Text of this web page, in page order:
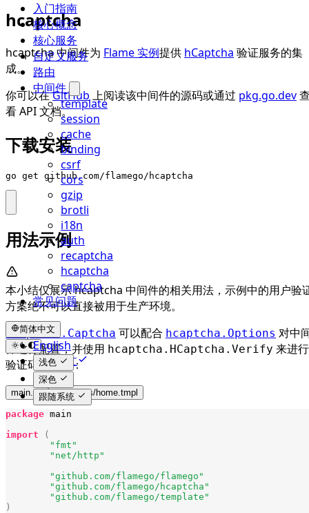
入门指南
核心概念
核心服务
自定义服务
路由
中间件
template
session
cache
binding
csrf
cors
gzip
brotli
i18n
auth
recaptcha
hcaptcha
captcha
常见问题
简体中文
English
简体中文
浅色
深色
跟随系统
hcaptcha
hcaptcha 中间件为 Flame 实例提供 hCaptcha 验证服务的集
成。
你可以在GitHub 上阅读该中间件的源码或通过 pkg.go.dev
看 API 文档。
下载安装
go get github.com/flamego/hcaptcha
用法示例
本小结仅展示 hcaptcha 中间件的相关用法，示例中的用户验
方案绝不可以直接被用于生产环境。
hcaptcha.Captcha 可以配合 hcaptcha.Options 对中
件进行配置，并使用 hcaptcha.HCaptcha.Verify 来进行
验证码的校验：
main.go templates/home.tmpl
package main
import
(
"fmt"
"net/http"
"github.com/flamego/flamego"
"github.com/flamego/hcaptcha"
"github.com/flamego/template"
)